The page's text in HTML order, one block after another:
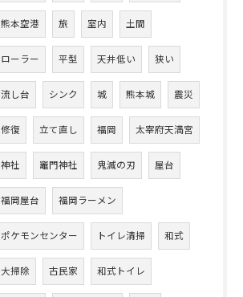
熊本空港 旅 室内 土間
ローラー 平型 天井低い 狭い
流し台 シンク 城 熊本城 震災
修復 立て直し 福岡 太宰府天満宮
神社 竈門神社 鬼滅の刃 屋台
福岡屋台 福岡ラーメン
ポケモンセンター トイレ清掃 和式
大掃除 古民家 和式トイレ